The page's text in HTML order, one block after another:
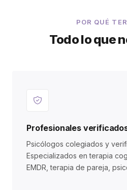
POR QUÉ
Todo lo que
Profesionales
Psicólogos colegiados y
Especializados en terapia
EMDR, terapia de pareja,